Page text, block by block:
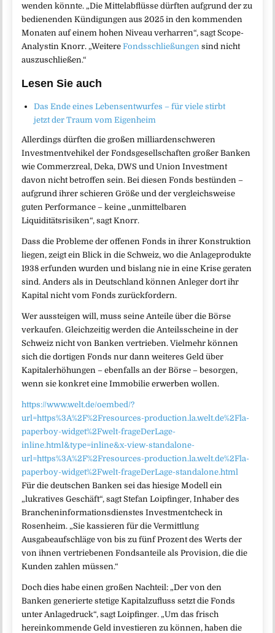
wenden könnte. „Die Mittelabflüsse dürften aufgrund der zu
bedienenden Kündigungen aus 2025 in den kommenden
Monaten auf einem hohen Niveau verharren“, sagt Scope-
Analystin Knorr. „WeitereFondsschließungen sind nicht
auszuschließen.“
Lesen Sie auch
Das Ende eines Lebensentwurfes – für viele stirbt
jetzt der Traum vom Eigenheim
Allerdings dürften die großen milliardenschweren
Investmentvehikel der Fondsgesellschaften großer Banken
wie Commerzreal, Deka, DWS und Union Investment
davon nicht betroffen sein. Bei diesen Fonds bestünden –
aufgrund ihrer schieren Größe und der vergleichsweise
guten Performance – keine „unmittelbaren
Liquiditätsrisiken“, sagt Knorr.
Dass die Probleme der offenen Fonds in ihrer Konstruktion
liegen, zeigt ein Blick in die Schweiz, wo die Anlageprodukte
1938 erfunden wurden und bislang nie in eine Krise geraten
sind. Anders als in Deutschland können Anleger dort ihr
Kapital nicht vom Fonds zurückfordern.
Wer aussteigen will, muss seine Anteile über die Börse
verkaufen. Gleichzeitig werden die Anteilsscheine in der
Schweiz nicht von Banken vertrieben. Vielmehr können
sich die dortigen Fonds nur dann weiteres Geld über
Kapitalerhöhungen – ebenfalls an der Börse – besorgen,
wenn sie konkret eine Immobilie erwerben wollen.
https://www.welt.de/oembed/?
url=https%3A%2F%2Fresources-production.la.welt.de%2Fla-
paperboy-widget%2Fwelt-frageDerLage-
inline.html&type=inline&x-view-standalone-
url=https%3A%2F%2Fresources-production.la.welt.de%2Fla-
paperboy-widget%2Fwelt-frageDerLage-standalone.html
Für die deutschen Banken sei das hiesige Modell ein
„lukratives Geschäft“, sagt Stefan Loipfinger, Inhaber des
Brancheninformationsdienstes Investmentcheck in
Rosenheim. „Sie kassieren für die Vermittlung
Ausgabeaufschläge von bis zu fünf Prozent des Werts der
von ihnen vertriebenen Fondsanteile als Provision, die die
Kunden zahlen müssen.“
Doch dies habe einen großen Nachteil: „Der von den
Banken generierte stetige Kapitalzufluss setzt die Fonds
unter Anlagedruck“, sagt Loipfinger. „Um das frisch
hereinkommende Geld investieren zu können, haben die